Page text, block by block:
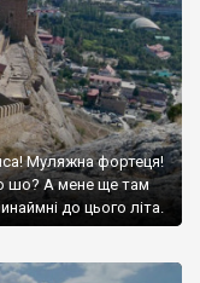
Муляжна фортеця!
шо? А мене ще там
до цього літа.